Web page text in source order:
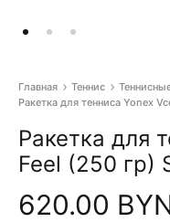
Главная Теннис
Ракетка для тенниса Yonex
Ракетка для
Feel (250 гр)
620.00